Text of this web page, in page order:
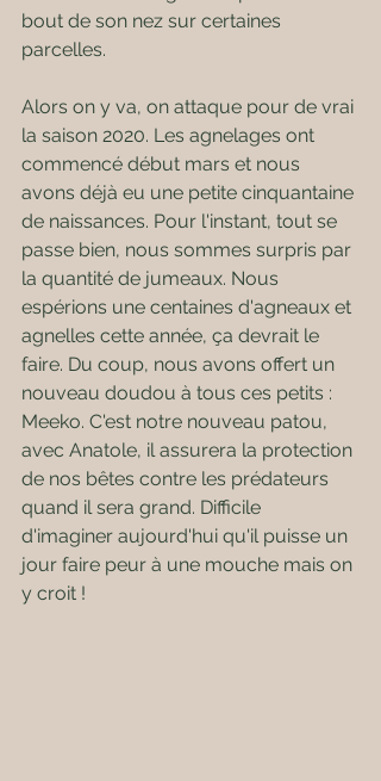
bout de son nez sur certaines
parcelles.
Alors on y va, on attaque pour de vrai
la saison 2020. Les agnelages ont
commencé début mars et nous
avons déjà eu une petite cinquantaine
de naissances. Pour l'instant, tout se
passe bien, nous sommes surpris par
la quantité de jumeaux. Nous
espérions une centaines d'agneaux et
agnelles cette année, ça devrait le
faire. Du coup, nous avons offert un
nouveau doudou à tous ces petits :
Meeko. C'est notre nouveau patou,
avec Anatole, il assurera la protection
de nos bêtes contre les prédateurs
quand il sera grand. Difficile
d'imaginer aujourd'hui qu'il puisse un
jour faire peur à une mouche mais on
y croit !